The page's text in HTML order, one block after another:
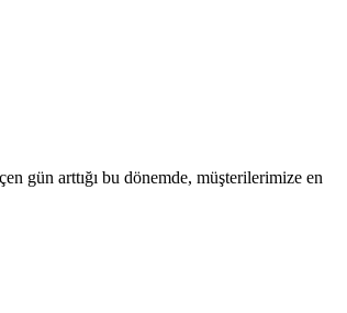
gün arttığı bu dönemde, müşterilerimize en